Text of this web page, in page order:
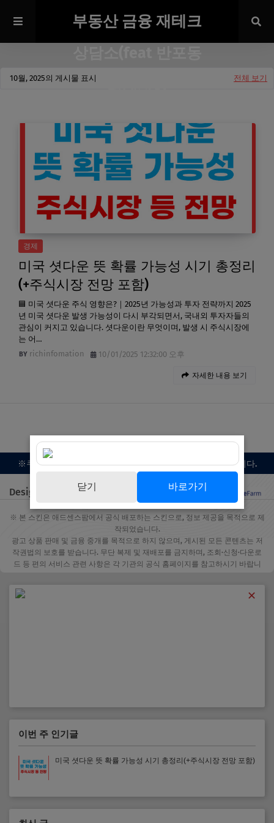
부동산 금융 재테크
10월, 2025의 게시물 표시 전체 보기
경제
미국 셧다운 뜻 확률 가능성 시기 총정리
(+주식시장 전망 포함)
🟦 미국 셧다운 주식 영향은?｜2025년 가능성과 투자 전략까지 2025
년 미국 셧다운 발생 가능성이 다시 부각되면서, 국내외 투자자들의
관심이 커지고 있습니다. 셧다운이란 무엇이며, 발생 시 주식시장에
는 어…
richinfomation
10/01/2025 12:32:00 오후
자세한 내용 보기
※쿠팡 파트너스 활동의 일환으로 일정 수수료를 제공받습니다.
Designed by 애드센스팜
※ 본 스킨은 애드센스팜에서 공식 배포하는 스킨으로, 정보 제공을 목적으로 제
작되었습니다.
광고 상품 판매 및 금융 중개를 목적으로 하지 않으며, 게시된 모든 콘텐츠는 저
작권법의 보호를 받습니다. 무단 복제 및 재배포를 금지하며, 조회·신청·다운로
드 등 편의 서비스 관련 사항은 각 기관의 공식 홈페이지를 참고하시기 바랍니
✕
닫기 바로가기
이번 주 인기글
미국 셧다운 뜻 확률 가능성 시기 총정리(+주식시장 전망 포함)